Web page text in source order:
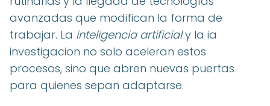
avanzadas que modifican la forma de
trabajar. La inteligencia artificialy la ia
investigacion no solo aceleran estos
procesos, sino que abren nuevas puertas
para quienes sepan adaptarse.